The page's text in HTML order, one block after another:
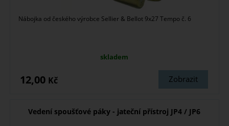
Nábojka od českého výrobce Sellier & Bellot 9x27 Tempo č. 6
skladem
Zobrazit
12,00 Kč
Vedení spoušťové páky - jateční přístroj JP4 / JP6